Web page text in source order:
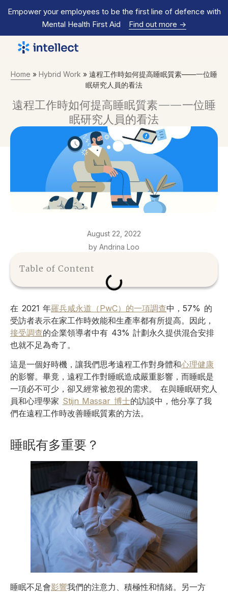
Empower your employees to be the first line of defence with
Mental Health First Aid
Find out more ->
Home » Hybrid Work » 遠程工作時如何提高睡眠質素——一位睡
眠研究人員的看法
遠程工作時如何提高睡眠質素——一位睡
眠研究人員的看法
August 22, 2022
by Andrina Loo
Table of Content
在 2021 年羅兵咸永道（PwC）的一項調查中，57% 的
受訪者表示在家工作時效能和生產率都有所提高。因此，
接受調查的企業領導者中有 43% 計劃永久提供混合安排
也就不足為奇了。
這是一個好時機，讓我們思考遠程工作對身體和心理健康
的影響。畢竟，遠程工作對睡眠造成嚴重影響，而睡眠是
一項必不可少，卻又經常被忽視的需求。 在與睡眠研究人
員和心理學家 Stijn Massar 博士的訪談中，他分享了我
們在遠程工作時改善睡眠質素的方法。
睡眠有多重要？
睡眠不足會影響我們的注意力、積極性和情緒。另一方